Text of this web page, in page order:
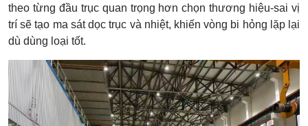
theo từng đầu trục quan trọng hơn chọn thương hiệu-sai vị
trí sẽ tạo ma sát dọc trục và nhiệt, khiến vòng bi hỏng lặp lại
dù dùng loại tốt.